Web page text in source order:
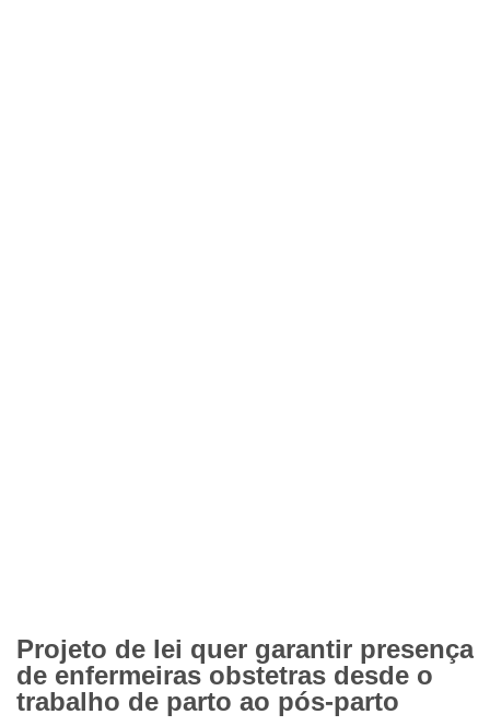
Projeto de lei quer garantir presença
de enfermeiras obstetras desde o
trabalho de parto ao pós-parto